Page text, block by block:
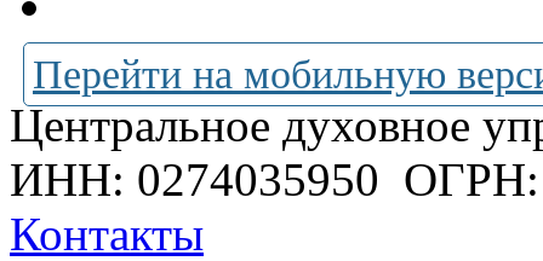
Перейти на мобильную
Центральное духовное
ИНН: 0274035950 ОГРН:
Контакты